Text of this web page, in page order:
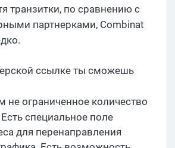
транзитки, по сравнению с
партнерками, Combinat
ссылке ты сможешь
не ограниченное количество
Есть специальное поле
для перенаправления